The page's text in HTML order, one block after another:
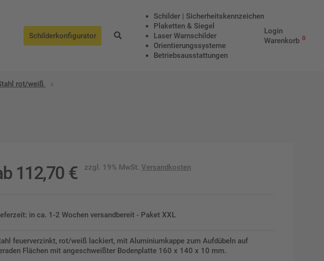
Schilderkonfigurator
Schilder | Sicherheitskennzeichen
Plaketten & Siegel
Laser Warnschilder
Orientierungssysteme
Betriebs­aus­stattungen
Login
Warenkorb 0
rot/weiß
112,70 € zzgl. 19% MwSt.Versandkosten
in ca. 1-2 Wochen versandbereit - Paket XXL
feuerverzinkt, rot/weiß lackiert, mit Aluminiumkappe zum Aufdübeln auf
Flächen mit angeschweißter Bodenplatte 160 x 140 x 10 mm.